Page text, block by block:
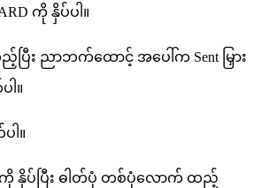
ကို နှိပ်ပါ။
ြီး ညာဘက်ထောင့် အပေါ်က Sent မြှား
။
ါ။
ကို နှိပ်ပြီး ဓါတ်ပုံ တစ်ပုံလောက် ထည့်